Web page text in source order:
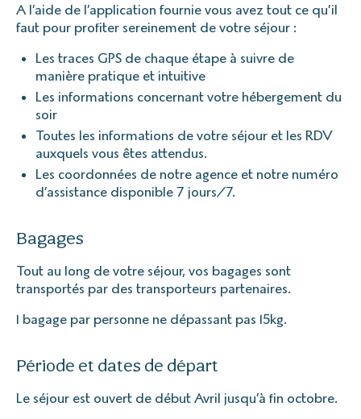
A l’aide de l’application fournie vous avez tout ce qu’il
faut pour profiter sereinement de votre séjour :
Les traces GPS de chaque étape à suivre de
manière pratique et intuitive
Les informations concernant votre hébergement du
soir
Toutes les informations de votre séjour et les RDV
auxquels vous êtes attendus.
Les coordonnées de notre agence et notre numéro
d’assistance disponible 7 jours/7.
Bagages
Tout au long de votre séjour, vos bagages sont
transportés par des transporteurs partenaires.
1 bagage par personne ne dépassant pas 15kg.
Période et dates de départ
Le séjour est ouvert de début Avril jusqu’à fin octobre.